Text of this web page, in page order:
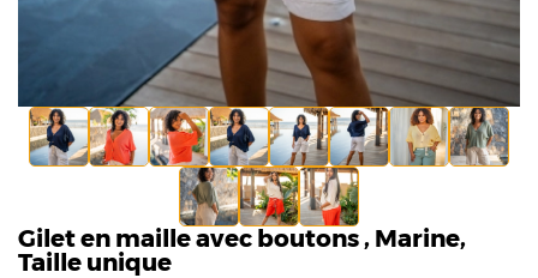
Gilet en maille avec boutons , Marine,
Taille unique